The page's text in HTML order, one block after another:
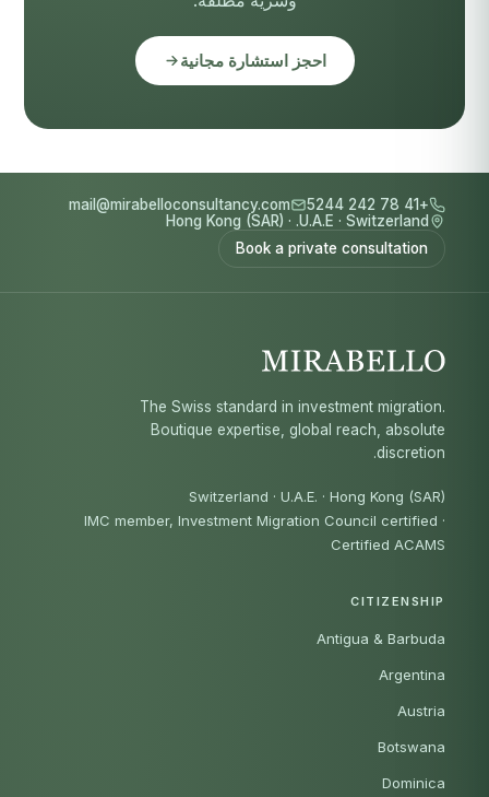
احجز استشارة مجانية
+41 78 242 5244
mail@mirabelloconsultancy.com
Switzerland
·
U.A.E.
·
Hong Kong (SAR)
Book a private consultation
The Swiss standard in investment migration.
Boutique expertise, global reach, absolute
discretion.
Switzerland · U.A.E. · Hong Kong (SAR)
IMC member, Investment Migration Council certified ·
Certified ACAMS
CITIZENSHIP
Antigua & Barbuda
Argentina
Austria
Botswana
Dominica